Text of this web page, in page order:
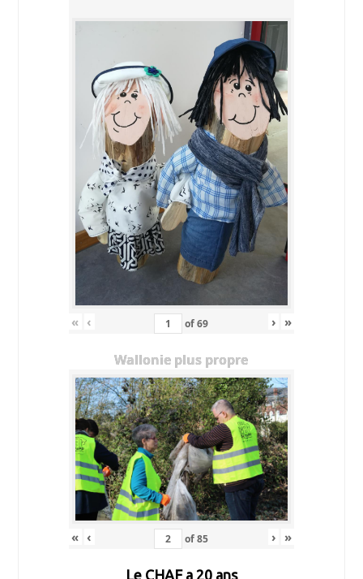
« ‹ of69 › »
Wallonie plus propre
« ‹ of85 › »
Le CHAF a 20 ans